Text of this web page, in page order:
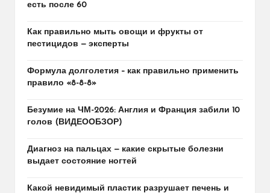
есть после 60
Как правильно мыть овощи и фрукты от
пестицидов — эксперты
Формула долголетия – как правильно применить
правило «8-8-8»
Безумие на ЧМ-2026: Англия и Франция забили 10
голов (ВИДЕООБЗОР)
Диагноз на пальцах — какие скрытые болезни
выдает состояние ногтей
Какой невидимый пластик разрушает печень и